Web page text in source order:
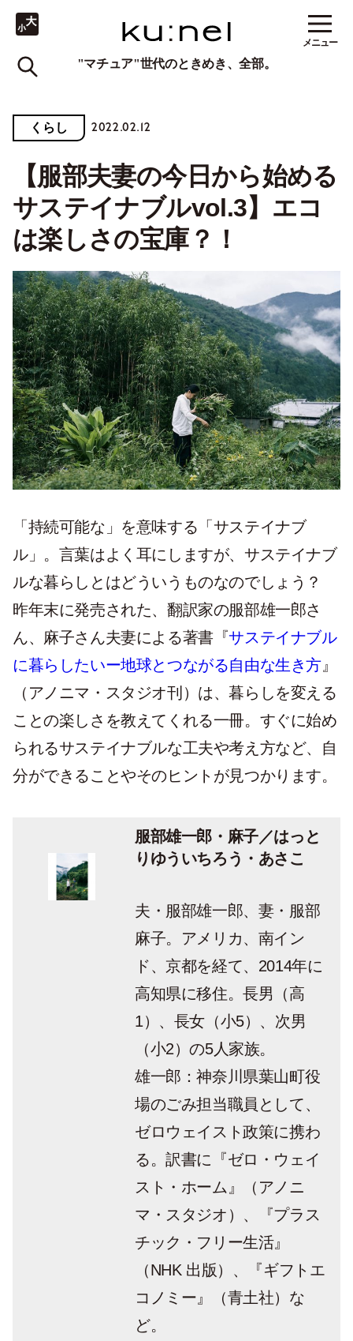
"マチュア"世代のときめき、全部。
メニュー
くらし 2022.02.12
【服部夫妻の今日から始める
サステイナブルvol.3】エコ
は楽しさの宝庫？！
「持続可能な」を意味する「サステイナブ
ル」。言葉はよく耳にしますが、サステイナブ
ルな暮らしとはどういうものなのでしょう？
昨年末に発売された、翻訳家の服部雄一郎さ
ん、麻子さん夫妻による著書『サステイナブル
に暮らしたいー地球とつながる自由な生き方 』
（アノニマ・スタジオ刊）は、暮らしを変える
ことの楽しさを教えてくれる一冊。すぐに始め
られるサステイナブルな工夫や考え方など、自
分ができることやそのヒントが見つかります。
服部雄一郎・麻子／はっと
りゆういちろう・あさこ
夫・服部雄一郎、妻・服部
麻子。アメリカ、南イン
ド、京都を経て、2014年に
高知県に移住。長男（高
1）、長女（小5）、次男
（小2）の5人家族。
雄一郎：神奈川県葉山町役
場のごみ担当職員として、
ゼロウェイスト政策に携わ
る。訳書に『ゼロ・ウェイ
スト・ホーム』（アノニ
マ・スタジオ）、『プラス
チック・フリー生活』
（NHK 出版）、『ギフトエ
コノミー』（青土社）な
ど。